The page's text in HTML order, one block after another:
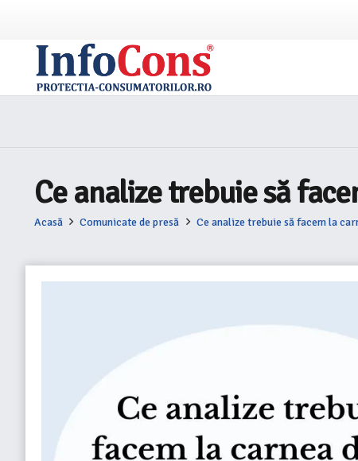
Ce analize trebuie să
Acasă Comunicate de presă Ce analize trebuie să facem la